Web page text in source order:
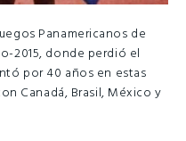
Panamericanos de
2015, donde perdió el
por 40 años en estas
Canadá, Brasil, México y